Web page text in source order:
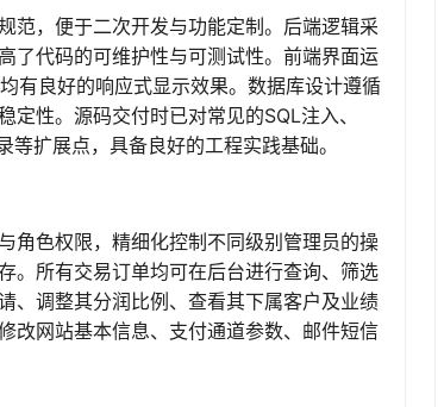
范，便于二次开发与功能定制。后端逻辑采
了代码的可维护性与可测试性。前端界面运
有良好的响应式显示效果。数据库设计遵循
性。源码交付时已对常见的SQL注入、
扩展点，具备良好的工程实践基础。
角色权限，精细化控制不同级别管理员的操
。所有交易订单均可在后台进行查询、筛选
、调整其分润比例、查看其下属客户及业绩
改网站基本信息、支付通道参数、邮件短信